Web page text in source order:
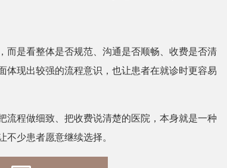
而是看整体是否规范、沟通是否顺畅、收费是否清
体现出较强的流程意识，也让患者在就诊时更容易
流程做细致、把收费说清楚的医院，本身就是一种
少患者愿意继续选择。